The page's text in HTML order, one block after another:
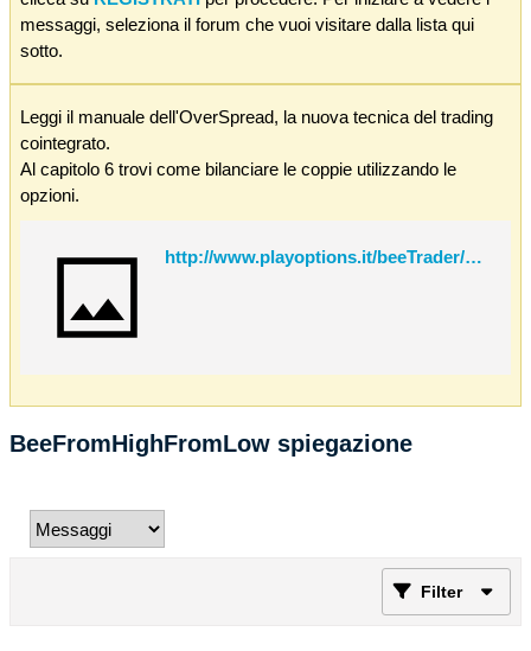
messaggi, seleziona il forum che vuoi visitare dalla lista qui
sotto.
Leggi il manuale dell'OverSpread, la nuova tecnica del trading
cointegrato.
Al capitolo 6 trovi come bilanciare le coppie utilizzando le
opzioni.
http://www.playoptions.it/beeTrader/OverSpread.pdf
BeeFromHighFromLow spiegazione
Filter